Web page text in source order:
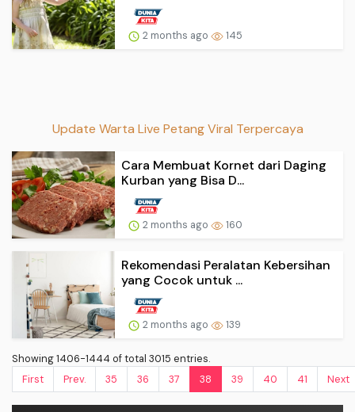
2 months ago 145
Update Warta Live Petang Viral Terpercaya
Cara Membuat Kornet dari Daging
Kurban yang Bisa D...
2 months ago 160
Rekomendasi Peralatan Kebersihan
yang Cocok untuk ...
2 months ago 139
Showing 1406-1444 of total 3015 entries.
First
Prev. 35 36 37 38 39 40 41 Next